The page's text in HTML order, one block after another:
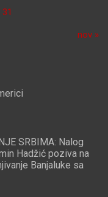
31
nov »
SRBIMA: Nalog
Hadžić poziva na
Banjaluke sa